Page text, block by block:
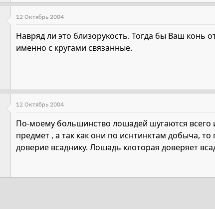
12 Октябрь 2004
Навряд ли это близорукость. Тогда бы Ваш конь
именно с кругами связанные.
12 Октябрь 2004
По-моему большинство лошадей шугаются
предмет , а так как они по иснтинктам добыча,
доверие всаднику. Лошадь клоторая доверяет